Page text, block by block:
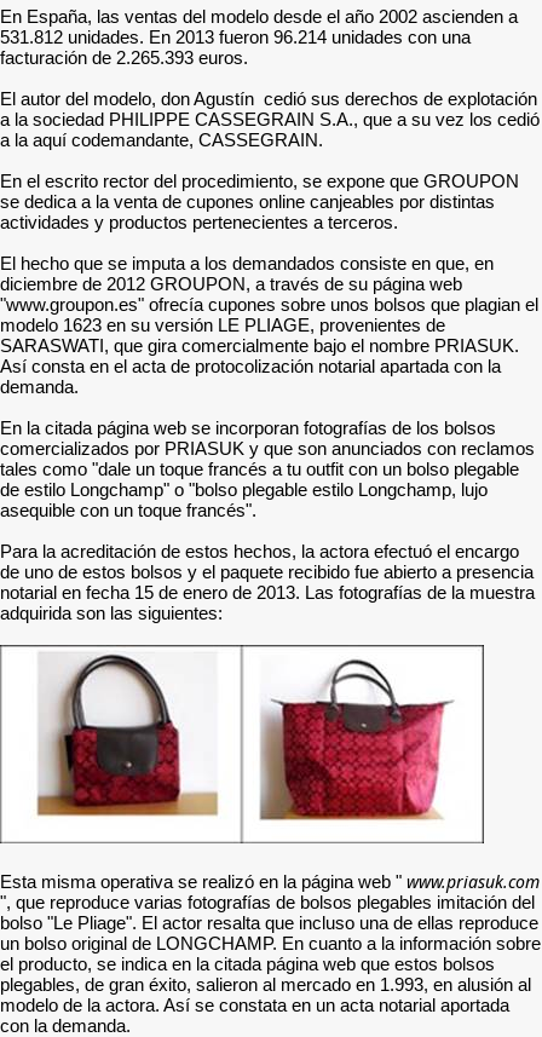
En España, las ventas del modelo desde el año 2002 ascienden a
531.812 unidades. En 2013 fueron 96.214 unidades con una
facturación de 2.265.393 euros.
El autor del modelo, don Agustín cedió sus derechos de explotación
a la sociedad PHILIPPE CASSEGRAIN S.A., que a su vez los cedió
a la aquí codemandante, CASSEGRAIN.
En el escrito rector del procedimiento, se expone que GROUPON
se dedica a la venta de cupones online canjeables por distintas
actividades y productos pertenecientes a terceros.
El hecho que se imputa a los demandados consiste en que, en
diciembre de 2012 GROUPON, a través de su página web
"www.groupon.es" ofrecía cupones sobre unos bolsos que plagian el
modelo 1623 en su versión LE PLIAGE, provenientes de
SARASWATI, que gira comercialmente bajo el nombre PRIASUK.
Así consta en el acta de protocolización notarial apartada con la
demanda.
En la citada página web se incorporan fotografías de los bolsos
comercializados por PRIASUK y que son anunciados con reclamos
tales como "dale un toque francés a tu outfit con un bolso plegable
de estilo Longchamp" o "bolso plegable estilo Longchamp, lujo
asequible con un toque francés".
Para la acreditación de estos hechos, la actora efectuó el encargo
de uno de estos bolsos y el paquete recibido fue abierto a presencia
notarial en fecha 15 de enero de 2013. Las fotografías de la muestra
adquirida son las siguientes:
Esta misma operativa se realizó en la página web " www.priasuk.com
", que reproduce varias fotografías de bolsos plegables imitación del
bolso "Le Pliage". El actor resalta que incluso una de ellas reproduce
un bolso original de LONGCHAMP. En cuanto a la información sobre
el producto, se indica en la citada página web que estos bolsos
plegables, de gran éxito, salieron al mercado en 1.993, en alusión al
modelo de la actora. Así se constata en un acta notarial aportada
con la demanda.